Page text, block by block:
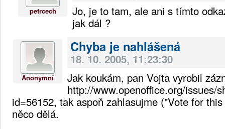
petrcech
Jo, je to tam, ale ani s tímto
jak dál ?
Anonymní
Chyba je nahlášená
18. 10. 2005, 11:23:30
Jak koukám, pan Vojta vyrobil
http://www.openoffice.org/issues/
id=56152, tak aspoň zahlasujme ("Vote for
něco dělá.